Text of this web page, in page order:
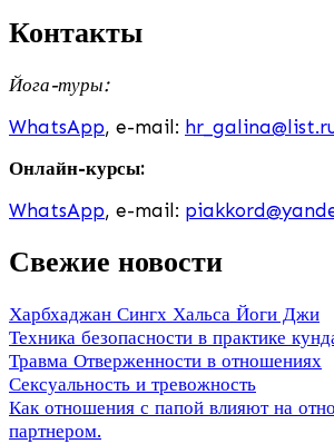
Контакты
Йога-туры:
WhatsApp, e-mail:
Онлайн-курсы:
WhatsApp, e-mail:
Свежие новости
Харбхаджан Сингх Хальса Йоги Джи
Техника безопасности в практике
Травма Отверженности в отношениях
Сексуальность и тревожность
Как отношения с папой влияют на
партнером.